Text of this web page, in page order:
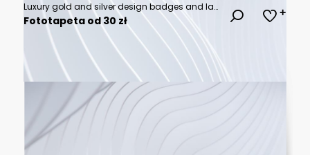
Luxury gold and silver design badges and labels collection
Fototapeta od 30 zł